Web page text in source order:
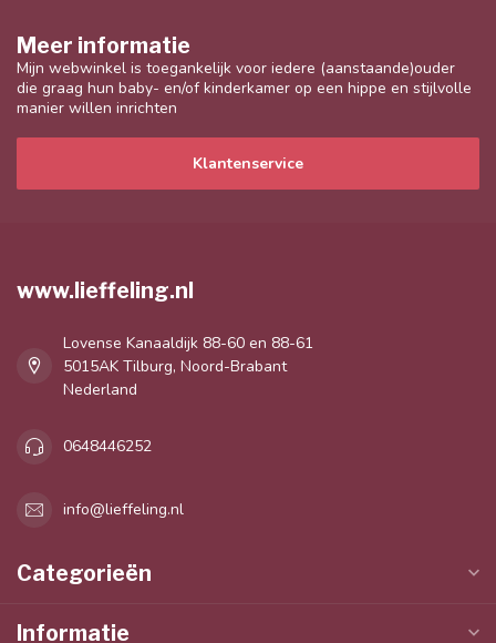
Meer informatie
Mijn webwinkel is toegankelijk voor iedere (aanstaande)ouder
die graag hun baby- en/of kinderkamer op een hippe en stijlvolle
manier willen inrichten
Klantenservice
www.lieffeling.nl
Lovense Kanaaldijk 88-60 en 88-61
5015AK Tilburg, Noord-Brabant
Nederland
0648446252
info@lieffeling.nl
Categorieën
Informatie